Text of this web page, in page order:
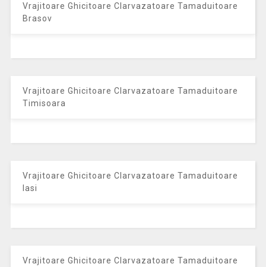
Vrajitoare Ghicitoare Clarvazatoare Tamaduitoare
Brasov
Vrajitoare Ghicitoare Clarvazatoare Tamaduitoare
Timisoara
Vrajitoare Ghicitoare Clarvazatoare Tamaduitoare
Iasi
Vrajitoare Ghicitoare Clarvazatoare Tamaduitoare